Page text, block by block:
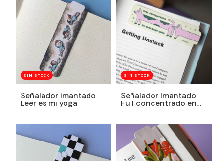
SIN STOCK
Señalador imantado
Leer es mi yoga
SIN STOCK
Señalador Imantado
Full concentrado en